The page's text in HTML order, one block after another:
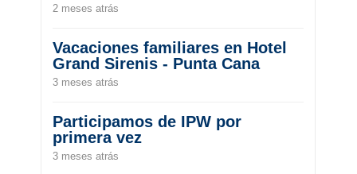
2 meses atrás
Vacaciones familiares en Hotel
Grand Sirenis - Punta Cana
3 meses atrás
Participamos de IPW por
primera vez
3 meses atrás